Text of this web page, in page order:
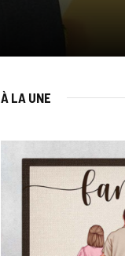
À LA UNE